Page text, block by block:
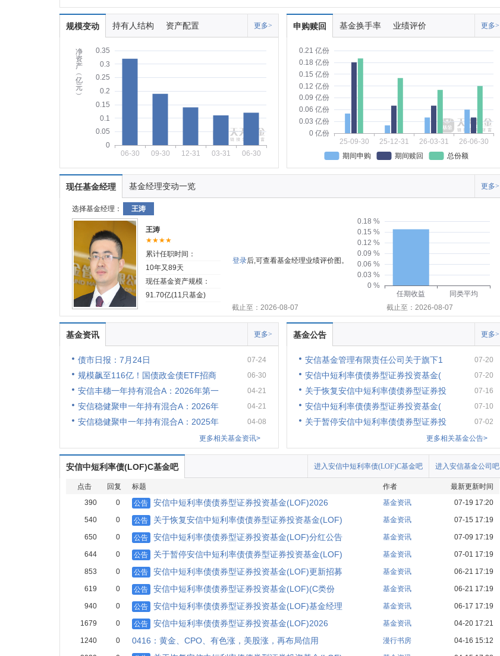
规模变动 持有人结构 资产配置 更多>
净
资
产
︵
亿
元
︶
0
0.05
0.1
0.15
0.2
0.25
0.3
0.35
06-30 09-30 12-31 03-31 06-30
申购赎回 基金换手率 业绩评价 更多>
0 亿份
0.03 亿份
0.06 亿份
0.09 亿份
0.12 亿份
0.15 亿份
0.18 亿份
0.21 亿份
25-09-30 25-12-31 26-03-31
26-06-30
期间申购
期间赎回 总份额
现任基金经理 基金经理变动一览 更多>
选择基金经理： 王涛
王涛
★★★★
累计任职时间：
10年又89天
现任基金资产规模：
91.70亿(11只基金)
登录后,可查看基金经理业绩评价图。
0 %
0.03 %
0.06 %
0.09 %
0.12 %
0.15 %
0.18 %
任期收益
同类平均
截止至：2026-08-07
截止至：2026-08-07
基金资讯 更多>
债市日报：7月24日 07-24
规模飙至116亿！国债政金债ETF招商 06-30
安信丰穗一年持有混合A：2026年第一 04-21
安信稳健聚申一年持有混合A：2026年 04-21
安信稳健聚申一年持有混合A：2025年
04-08
更多相关基金资讯>
基金公告 更多>
安信基金管理有限责任公司关于旗下1 07-20
安信中短利率债债券型证券投资基金( 07-20
关于恢复安信中短利率债债券型证券投 07-16
安信中短利率债债券型证券投资基金( 07-10
关于暂停安信中短利率债债券型证券投
07-02
更多相关基金公告>
安信中短利率债(LOF)C基金吧 进入安信基金公司吧
进入安信中短利率债(LOF)C基金吧
点击 回复 标题 作者
最新更新时间
390
0 公告 安信中短利率债债券型证券投资基金(LOF)2026 基金资讯 07-19 17:20
540 0 公告 关于恢复安信中短利率债债券型证券投资基金(LOF) 基金资讯 07-15 17:19
650 0 公告 安信中短利率债债券型证券投资基金(LOF)分红公告 基金资讯 07-09 17:19
644 0 公告 关于暂停安信中短利率债债券型证券投资基金(LOF) 基金资讯 07-01 17:19
853 0 公告 安信中短利率债债券型证券投资基金(LOF)更新招募 基金资讯 06-21 17:19
619 0 公告 安信中短利率债债券型证券投资基金(LOF)(C类份 基金资讯 06-21 17:19
940 0 公告 安信中短利率债债券型证券投资基金(LOF)基金经理 基金资讯 06-17 17:19
1679 0 公告 安信中短利率债债券型证券投资基金(LOF)2026 基金资讯 04-20 17:21
1240 0 0416：黄金、CPO、有色涨，美股涨，再布局信用 漫行书房 04-16 15:12